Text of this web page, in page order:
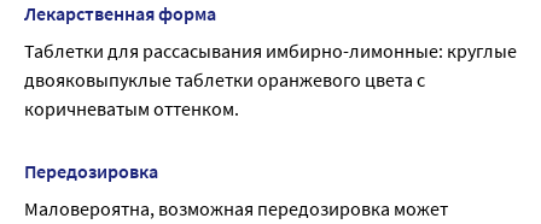
Лекарственная форма
Таблетки для рассасывания имбирно-лимонные: круглые
двояковыпуклые таблетки оранжевого цвета с
коричневатым оттенком.
Передозировка
Маловероятна, возможная передозировка может